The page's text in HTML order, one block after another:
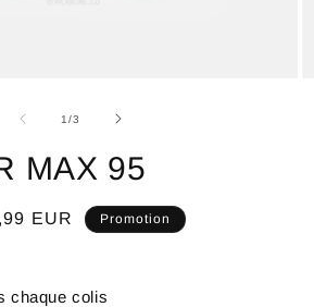
1/de
3
MAX 95
EUR Promotion
chaque colis